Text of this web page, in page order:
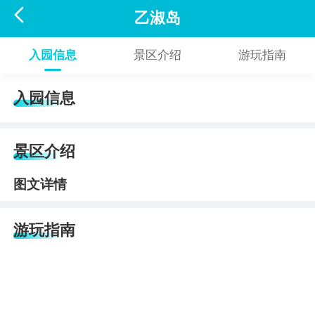
 乙淑岛
入园信息 景区介绍 游玩指南
入园信息
景区介绍
图文详情
游玩指南